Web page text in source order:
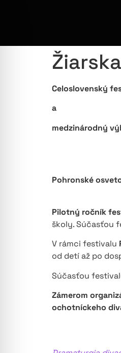
Celoslovenský
a
medzinárodný
Pohronské
Pilotný ročník
školy. Súčasťou
V rámci festivalu
od detí až po
Súčasťou
Zámerom
ochotníckeho